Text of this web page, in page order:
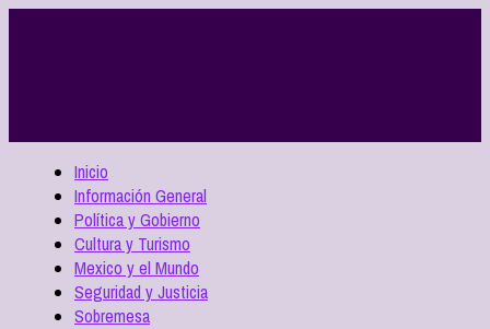
Inicio
Información General
Política y Gobierno
Cultura y Turismo
Mexico y el Mundo
Seguridad y Justicia
Sobremesa